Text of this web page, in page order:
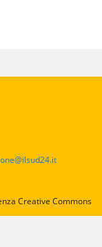
Creative Commons